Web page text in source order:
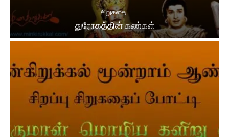
சிறுகதை
துரோகத்தின் கண்கள்